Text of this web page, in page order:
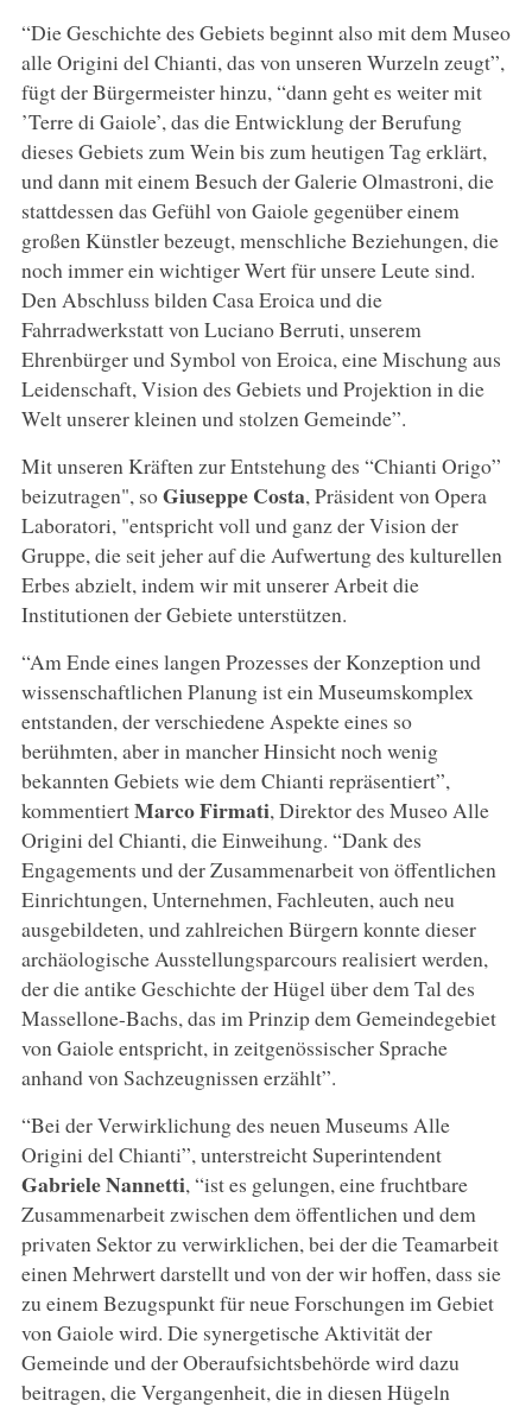
“Die Geschichte des Gebiets beginnt also mit dem Museo
alle Origini del Chianti, das von unseren Wurzeln zeugt”,
fügt der Bürgermeister hinzu, “dann geht es weiter mit
’Terre di Gaiole’, das die Entwicklung der Berufung
dieses Gebiets zum Wein bis zum heutigen Tag erklärt,
und dann mit einem Besuch der Galerie Olmastroni, die
stattdessen das Gefühl von Gaiole gegenüber einem
großen Künstler bezeugt, menschliche Beziehungen, die
noch immer ein wichtiger Wert für unsere Leute sind.
Den Abschluss bilden Casa Eroica und die
Fahrradwerkstatt von Luciano Berruti, unserem
Ehrenbürger und Symbol von Eroica, eine Mischung aus
Leidenschaft, Vision des Gebiets und Projektion in die
Welt unserer kleinen und stolzen Gemeinde”.
Mit unseren Kräften zur Entstehung des “Chianti Origo”
beizutragen", soGiuseppe Costa, Präsident von Opera
Laboratori, "entspricht voll und ganz der Vision der
Gruppe, die seit jeher auf die Aufwertung des kulturellen
Erbes abzielt, indem wir mit unserer Arbeit die
Institutionen der Gebiete unterstützen.
“Am Ende eines langen Prozesses der Konzeption und
wissenschaftlichen Planung ist ein Museumskomplex
entstanden, der verschiedene Aspekte eines so
berühmten, aber in mancher Hinsicht noch wenig
bekannten Gebiets wie dem Chianti repräsentiert”,
kommentiertMarco Firmati, Direktor des Museo Alle
Origini del Chianti, die Einweihung. “Dank des
Engagements und der Zusammenarbeit von öffentlichen
Einrichtungen, Unternehmen, Fachleuten, auch neu
ausgebildeten, und zahlreichen Bürgern konnte dieser
archäologische Ausstellungsparcours realisiert werden,
der die antike Geschichte der Hügel über dem Tal des
Massellone-Bachs, das im Prinzip dem Gemeindegebiet
von Gaiole entspricht, in zeitgenössischer Sprache
anhand von Sachzeugnissen erzählt”.
“Bei der Verwirklichung des neuen Museums Alle
Origini del Chianti”, unterstreicht Superintendent
Gabriele Nannetti, “ist es gelungen, eine fruchtbare
Zusammenarbeit zwischen dem öffentlichen und dem
privaten Sektor zu verwirklichen, bei der die Teamarbeit
einen Mehrwert darstellt und von der wir hoffen, dass sie
zu einem Bezugspunkt für neue Forschungen im Gebiet
von Gaiole wird. Die synergetische Aktivität der
Gemeinde und der Oberaufsichtsbehörde wird dazu
beitragen, die Vergangenheit, die in diesen Hügeln